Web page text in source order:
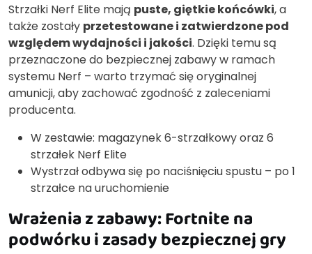
Strzałki Nerf Elite mają puste, giętkie końcówki, a
także zostały przetestowane i zatwierdzone pod
względem wydajności i jakości. Dzięki temu są
przeznaczone do bezpiecznej zabawy w ramach
systemu Nerf – warto trzymać się oryginalnej
amunicji, aby zachować zgodność z zaleceniami
producenta.
W zestawie: magazynek 6-strzałkowy oraz 6
strzałek Nerf Elite
Wystrzał odbywa się po naciśnięciu spustu – po 1
strzałce na uruchomienie
Wrażenia z zabawy: Fortnite na
podwórku i zasady bezpiecznej gry